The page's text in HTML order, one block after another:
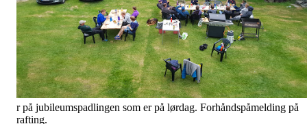
r på jubileumspadlingen som er på lørdag. Forhåndspåmelding på
rafting.